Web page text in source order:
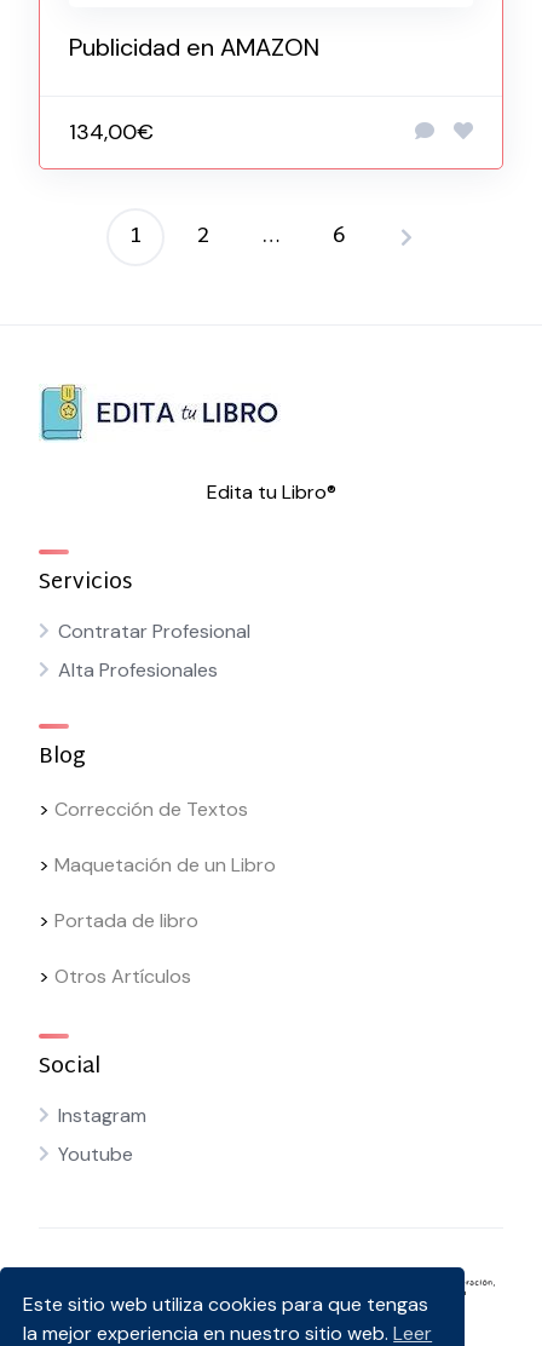
Publicidad en AMAZON
134,00€
Paginación
1 2 … 6
Edita tu Libro®
Servicios
Contratar Profesional
Alta Profesionales
Blog
> Corrección de Textos
> Maquetación de un Libro
> Portada de libro
> Otros Artículos
Social
Instagram
Youtube
Este sitio web utiliza cookies para que tengas
la mejor experiencia en nuestro sitio web.Leer